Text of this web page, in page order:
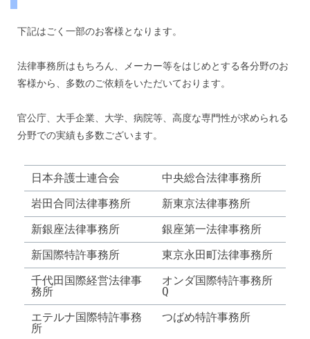
下記はごく一部のお客様となります。
法律事務所はもちろん、メーカー等をはじめとする各分野のお
客様から、多数のご依頼をいただいております。
官公庁、大手企業、大学、病院等、高度な専門性が求められる
分野での実績も多数ございます。
日本弁護士連合会
中央総合法律事務所
岩田合同法律事務所
新東京法律事務所
新銀座法律事務所
銀座第一法律事務所
新国際特許事務所
東京永田町法律事務所
千代田国際経営法律事
務所
オンダ国際特許事務所
Q
エテルナ国際特許事務
所
つばめ特許事務所